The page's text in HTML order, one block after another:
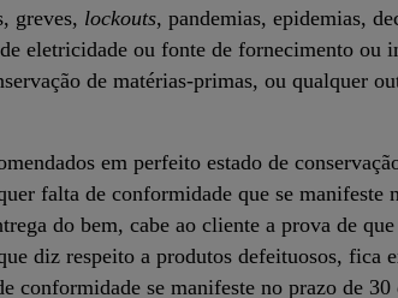
greves, lockouts, pandemias, epidemias,
eletricidade ou fonte de fornecimento
de matérias-primas, ou qualquer
em perfeito estado de
falta de conformidade que se manifeste
do bem, cabe ao cliente a prova de
diz respeito a produtos defeituosos, fica
conformidade se manifeste no prazo de